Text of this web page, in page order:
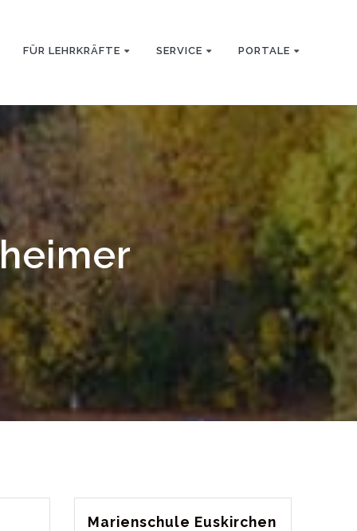
FÜR LEHRKRÄFTE SERVICE PORTALE
Marienschule Euskirchen